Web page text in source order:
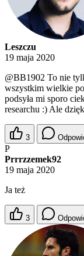
Leszczu
19 maja 2020
@BB1902 To nie
wszystkim wielkie
podsyła mi sporo
researchu :) Ale
3
P
Prrrzzemek92
19 maja 2020
Ja też
3